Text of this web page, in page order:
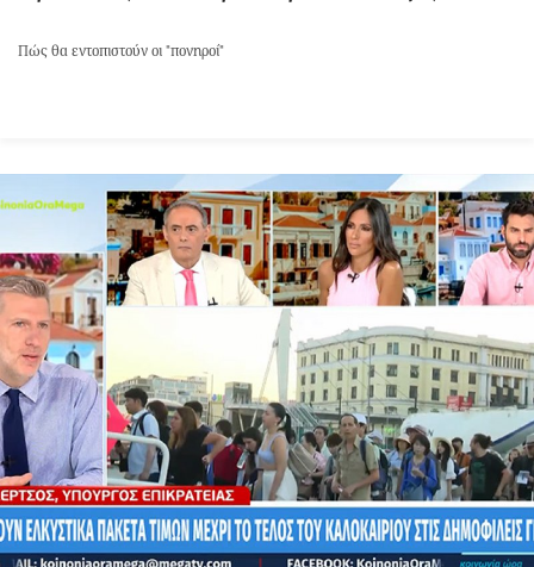
Πώς θα εντοπιστούν οι "πονηροί"